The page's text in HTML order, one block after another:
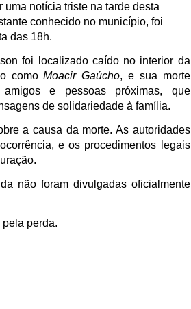
notícia triste na tarde desta
conhecido no município, foi
das 18h.
foi localizado caído no interior da
comoMoacir Gaúcho, e sua morte
e pessoas próximas, que
de solidariedade à família.
a causa da morte. As autoridades
e os procedimentos legais
não foram divulgadas oficialmente
perda.